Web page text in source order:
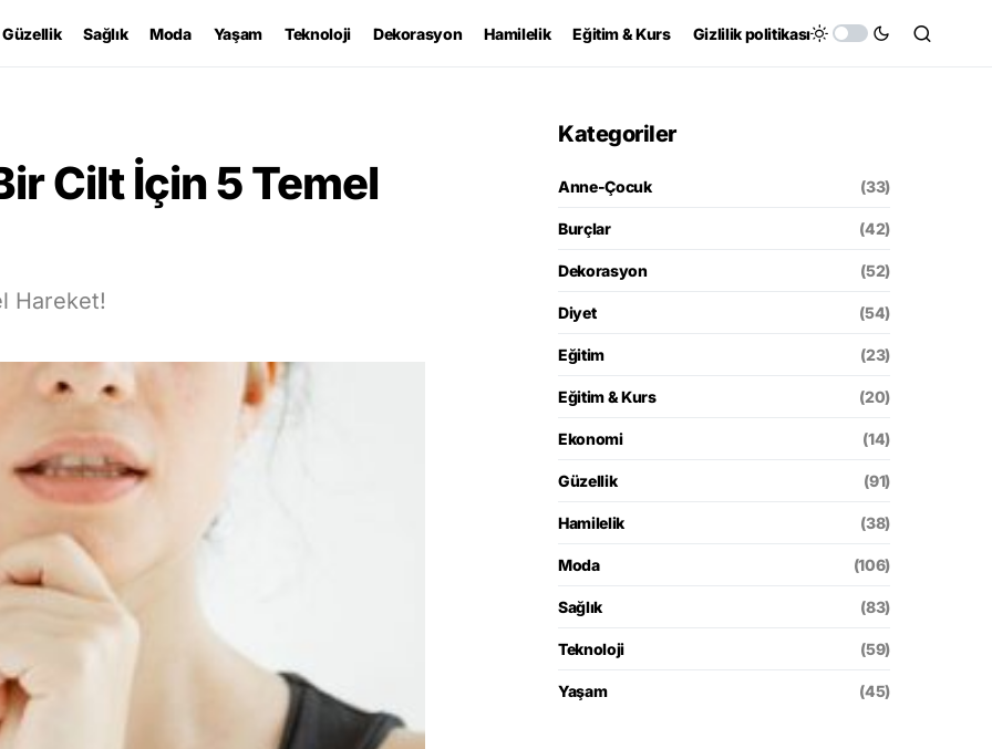
Güzellik Sağlık Moda Yaşam Teknoloji Dekorasyon Hamilelik Eğitim & Kurs Gizlilik politikası
Cilt İçin 5 Temel
Hareket!
Kategoriler
Anne-Çocuk (33)
Burçlar (42)
Dekorasyon (52)
Diyet (54)
Eğitim (23)
Eğitim & Kurs (20)
Ekonomi (14)
Güzellik (91)
Hamilelik (38)
Moda (106)
Sağlık (83)
Teknoloji (59)
Yaşam (45)